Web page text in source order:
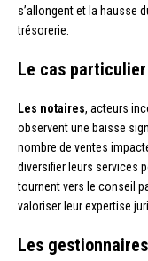
s’allongent et la hausse
trésorerie.
Le cas
Les notaires, acteurs
observent une baisse
nombre de ventes
diversifier leurs services
tournent vers le conseil
valoriser leur expertise
Les